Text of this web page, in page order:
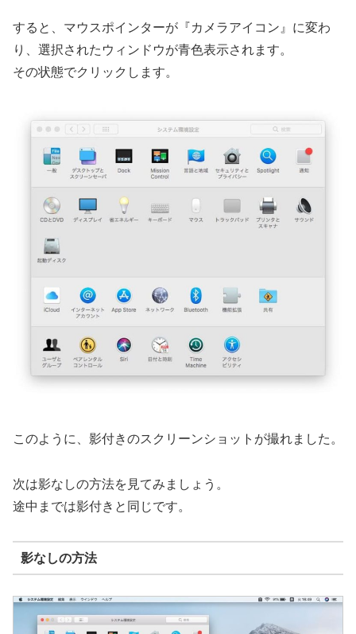
すると、マウスポインターが『カメラアイコン』に変わ
り、選択されたウィンドウが青色表示されます。
その状態でクリックします。
このように、影付きのスクリーンショットが撮れました。
次は影なしの方法を見てみましょう。
途中までは影付きと同じです。
影なしの方法